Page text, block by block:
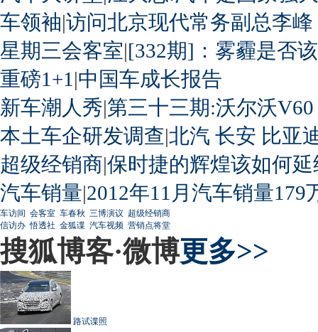
车领袖|访问北京现代常务副总李峰
星期三会客室|[332期]：雾霾是否
重磅1+1 |中国车成长报告
新车潮人秀|第三十三期:沃尔沃
本土车企研发调查|北汽 长安 比亚
超级经销商|保时捷的辉煌该如何延
汽车销量|2012年11月汽车销量179
车访间 会客室 车春秋 三博演议 超级经销商
信访办 悟透社 金狐谍 汽车视频 营销点将堂
搜狐博客·微博更多>>
路试谍照